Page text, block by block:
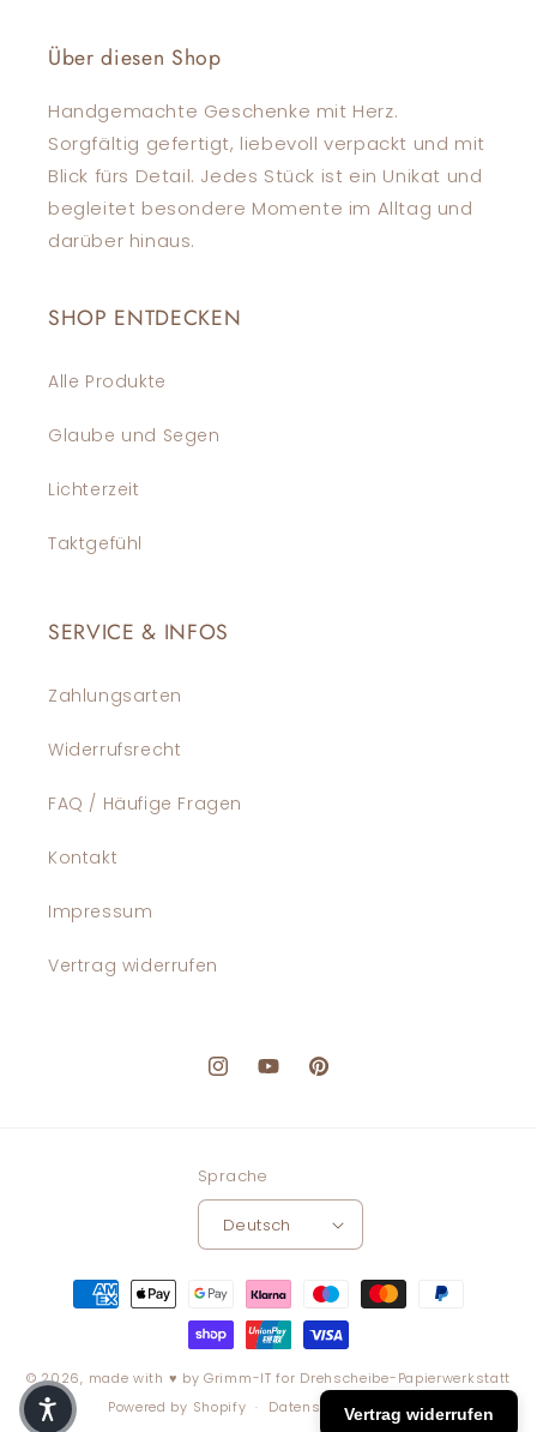
Über diesen Shop
Handgemachte Geschenke mit Herz.
Sorgfältig gefertigt, liebevoll verpackt und mit
Blick fürs Detail. Jedes Stück ist ein Unikat und
begleitet besondere Momente im Alltag und
darüber hinaus.
SHOP ENTDECKEN
Alle Produkte
Glaube und Segen
Lichterzeit
Taktgefühl
SERVICE & INFOS
Zahlungsarten
Widerrufsrecht
FAQ / Häufige Fragen
Kontakt
Impressum
Vertrag widerrufen
InstagramYouTubePinterest
Sprache
Deutsch
Zahlungsmethoden
© 2026, made with ♥️ by Grimm-IT for Drehscheibe-Papierwerkstatt
Powered by Shopify
Datenschutzerklärung
Vertrag widerrufen